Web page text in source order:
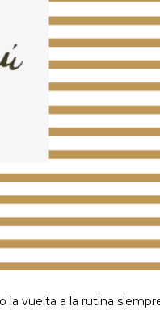
la vuelta a la rutina